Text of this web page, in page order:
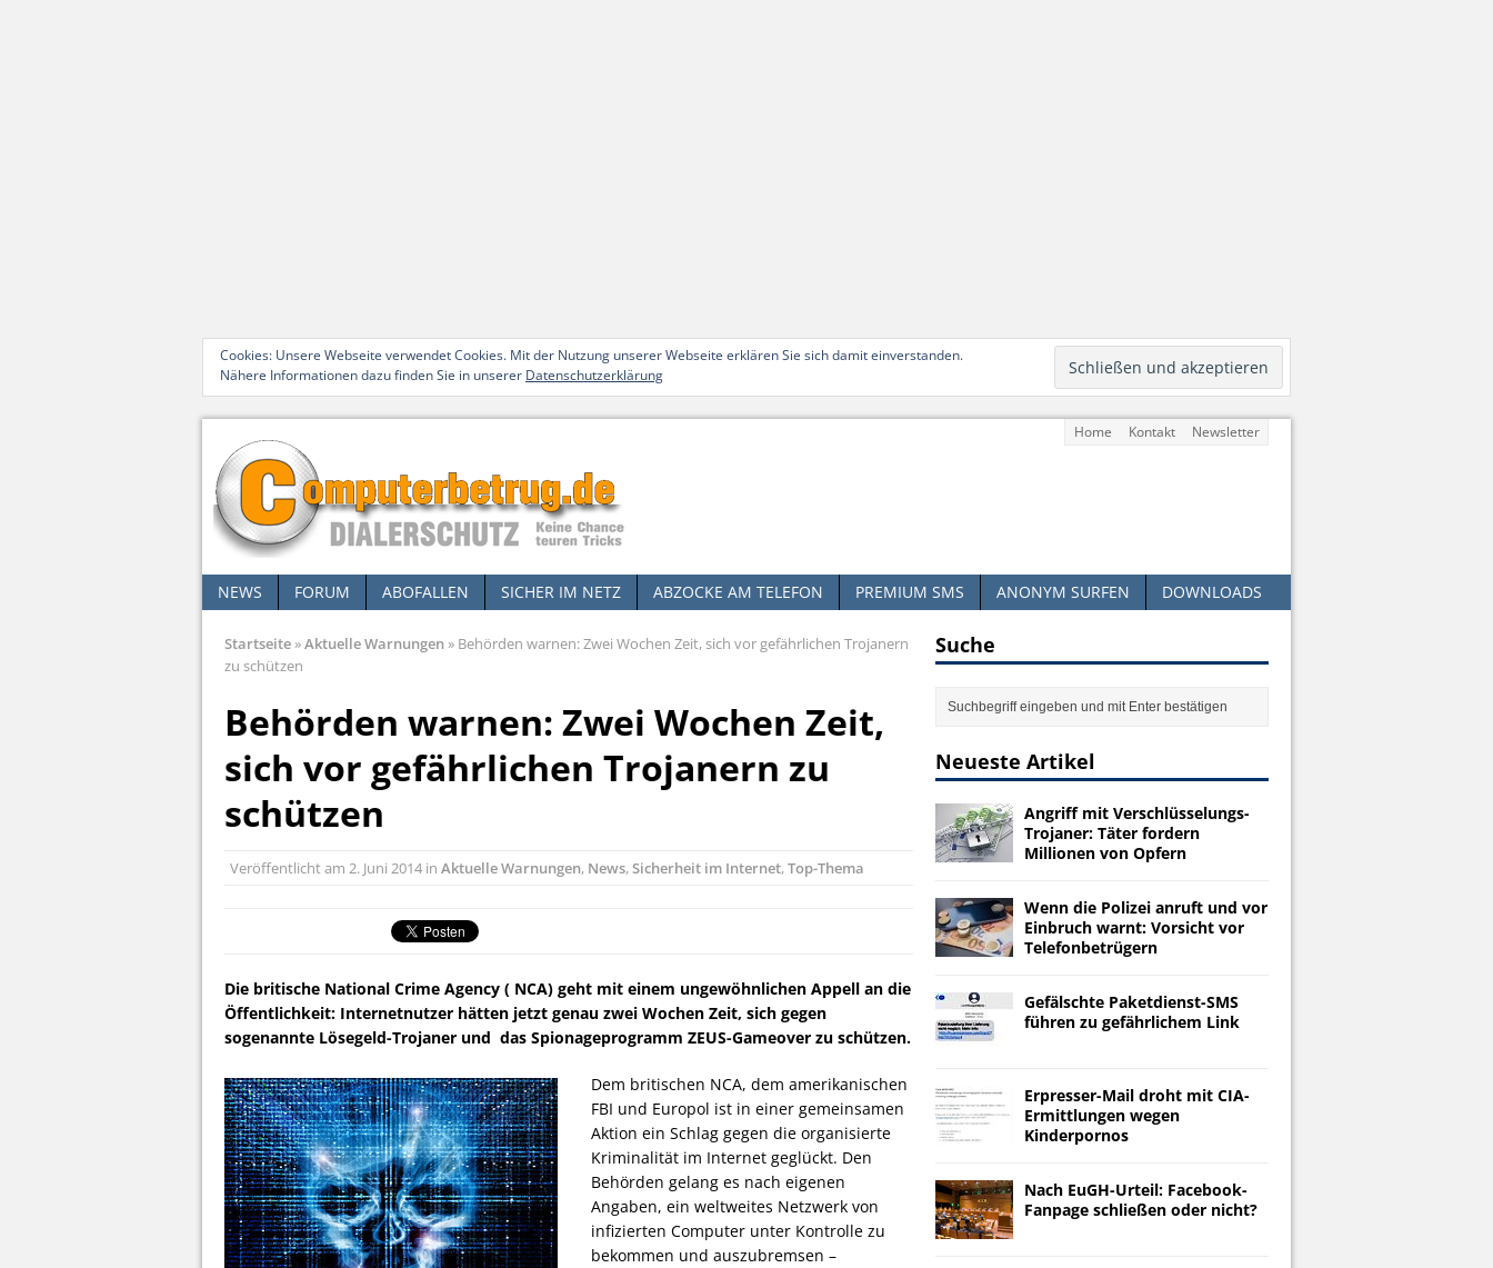
Cookies: Unsere Webseite verwendet Cookies. Mit der Nutzung unserer Webseite erklären Sie sich damit einverstanden.
Nähere Informationen dazu finden Sie in unserer Datenschutzerklärung
Home Kontakt Newsletter
NEWS FORUM ABOFALLEN SICHER IM NETZ ABZOCKE AM TELEFON PREMIUM SMS ANONYM SURFEN DOWNLOADS
Startseite»Aktuelle Warnungen» Behörden warnen: Zwei Wochen Zeit, sich vor gefährlichen Trojanern
zu schützen
Behörden warnen: Zwei Wochen Zeit,
sich vor gefährlichen Trojanern zu
schützen
Veröffentlicht am 2. Juni 2014 in Aktuelle Warnungen, News,Sicherheit im Internet,Top-Thema
Die britische National Crime Agency ( NCA) geht mit einem ungewöhnlichen Appell an die
Öffentlichkeit: Internetnutzer hätten jetzt genau zwei Wochen Zeit, sich gegen
sogenannte Lösegeld-Trojaner und das Spionageprogramm ZEUS-Gameover zu schützen.
Dem britischen NCA, dem amerikanischen
FBI und Europol ist in einer gemeinsamen
Aktion ein Schlag gegen die organisierte
Kriminalität im Internet geglückt. Den
Behörden gelang es nach eigenen
Angaben, ein weltweites Netzwerk von
infizierten Computer unter Kontrolle zu
bekommen und auszubremsen –
Suche
Neueste Artikel
Angriff mit Verschlüsselungs-
Trojaner: Täter fordern
Millionen von Opfern
Wenn die Polizei anruft und vor
Einbruch warnt: Vorsicht vor
Telefonbetrügern
Gefälschte Paketdienst-SMS
führen zu gefährlichem Link
Erpresser-Mail droht mit CIA-
Ermittlungen wegen
Kinderpornos
Nach EuGH-Urteil: Facebook-
Fanpage schließen oder nicht?